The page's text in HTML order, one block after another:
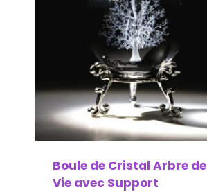
Boule de Cristal Arbre de
Vie avec Support